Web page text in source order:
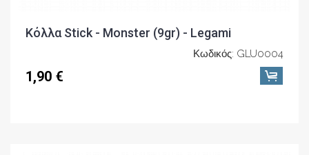
Κόλλα Stick - Monster (9gr) - Legami
Κωδικός: GLU0004
1,90 €